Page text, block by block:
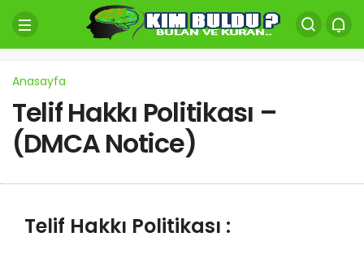
Anasayfa
Telif Hakkı Politikası –
(DMCA Notice)
Telif Hakkı Politikası :